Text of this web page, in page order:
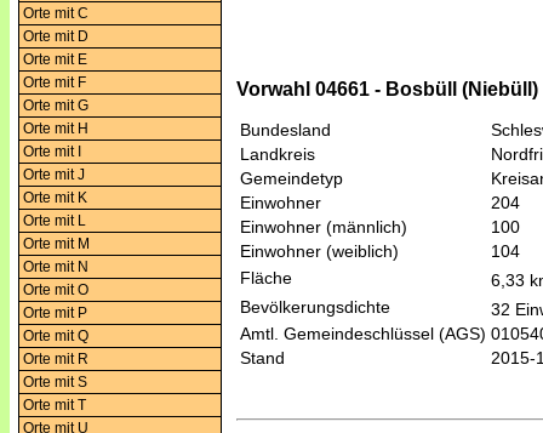
Orte mit C
Orte mit D
Orte mit E
Orte mit F
Orte mit G
Orte mit H
Orte mit I
Orte mit J
Orte mit K
Orte mit L
Orte mit M
Orte mit N
Orte mit O
Orte mit P
Orte mit Q
Orte mit R
Orte mit S
Orte mit T
Orte mit U
Vorwahl 04661 - Bosbüll (Niebüll)
Bundesland
Landkreis
Gemeindetyp
Einwohner
204
Einwohner (männlich)
100
Einwohner (weiblich)
104
Fläche
6,33
Bevölkerungsdichte
32
Amtl. Gemeindeschlüssel (AGS)
Stand
2015-